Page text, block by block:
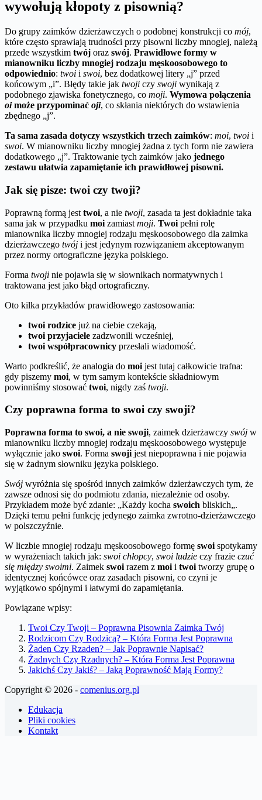
wywołują kłopoty z pisownią?
Do grupy zaimków dzierżawczych o podobnej konstrukcji co mój,
które często sprawiają trudności przy pisowni liczby mnogiej, należą
przede wszystkim twój oraz swój. Prawidłowe formy w
mianowniku liczby mnogiej rodzaju męskoosobowego to
odpowiednio: twoi i swoi, bez dodatkowej litery „j” przed
końcowym „i”. Błędy takie jak twoji czy swoji wynikają z
podobnego zjawiska fonetycznego, co moji. Wymowa połączenia
oimoże przypominać oji, co skłania niektórych do wstawienia
zbędnego „j”.
Ta sama zasada dotyczy wszystkich trzech zaimków: moi, twoi i
swoi. W mianowniku liczby mnogiej żadna z tych form nie zawiera
dodatkowego „j”. Traktowanie tych zaimków jako jednego
zestawu ułatwia zapamiętanie ich prawidłowej pisowni.
Jak się pisze: twoi czy twoji?
Poprawną formą jest twoi, a nie twoji, zasada ta jest dokładnie taka
sama jak w przypadku moi zamiast moji. Twoi pełni rolę
mianownika liczby mnogiej rodzaju męskoosobowego dla zaimka
dzierżawczego twój i jest jedynym rozwiązaniem akceptowanym
przez normy ortograficzne języka polskiego.
Forma twoji nie pojawia się w słownikach normatywnych i
traktowana jest jako błąd ortograficzny.
Oto kilka przykładów prawidłowego zastosowania:
twoi rodzice już na ciebie czekają,
twoi przyjaciele zadzwonili wcześniej,
twoi współpracownicy przesłali wiadomość.
Warto podkreślić, że analogia do moi jest tutaj całkowicie trafna:
gdy piszemy moi, w tym samym kontekście składniowym
powinniśmy stosować twoi, nigdy zaś twoji.
Czy poprawna forma to swoi czy swoji?
Poprawna forma to swoi, a nie swoji, zaimek dzierżawczy swój w
mianowniku liczby mnogiej rodzaju męskoosobowego występuje
wyłącznie jako swoi. Forma swoji jest niepoprawna i nie pojawia
się w żadnym słowniku języka polskiego.
Swój wyróżnia się spośród innych zaimków dzierżawczych tym, że
zawsze odnosi się do podmiotu zdania, niezależnie od osoby.
Przykładem może być zdanie: „Każdy kocha swoich bliskich„.
Dzięki temu pełni funkcję jedynego zaimka zwrotno-dzierżawczego
w polszczyźnie.
W liczbie mnogiej rodzaju męskoosobowego formę swoi spotykamy
w wyrażeniach takich jak: swoi chłopcy, swoi ludzie czy frazie czuć
się między swoimi. Zaimek swoi razem z moi i twoi tworzy grupę o
identycznej końcówce oraz zasadach pisowni, co czyni je
wyjątkowo spójnymi i łatwymi do zapamiętania.
Powiązane wpisy:
Twoi Czy Twoji – Poprawna Pisownia Zaimka Twój
Rodzicom Czy Rodzicą? – Która Forma Jest Poprawna
Żaden Czy Rzaden? – Jak Poprawnie Napisać?
Żadnych Czy Rzadnych? – Która Forma Jest Poprawna
Jakichś Czy Jakiś? – Jaką Poprawność Mają Formy?
Copyright © 2026 - comenius.org.pl
Edukacja
Pliki cookies
Kontakt